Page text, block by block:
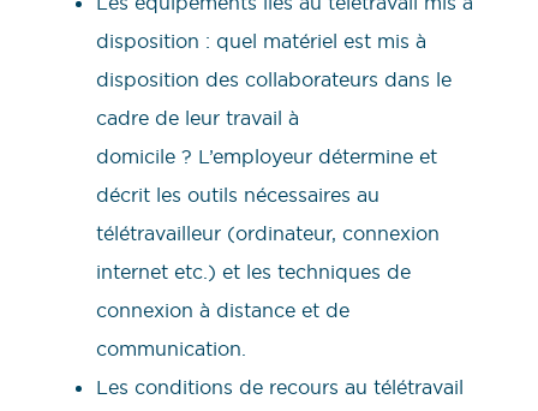
disposition : quel matériel est mis à
disposition des collaborateurs dans le
cadre de leur travail à
domicile ? L’employeur détermine et
décrit les outils nécessaires au
télétravailleur (ordinateur, connexion
internet etc.) et les techniques de
connexion à distance et de
communication.
Les conditions de recours au télétravail